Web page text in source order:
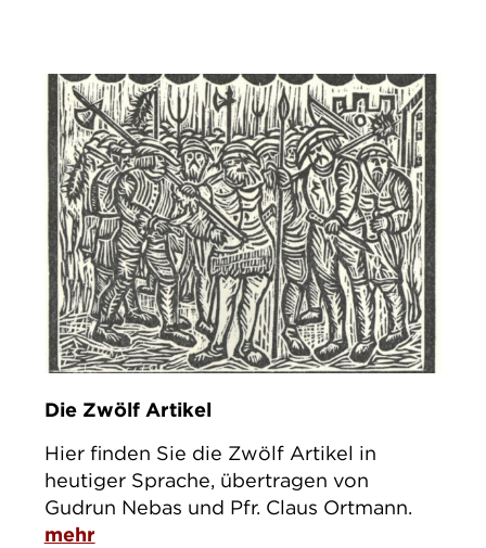
Die Zwölf Artikel
Hier finden Sie die Zwölf Artikel in
heutiger Sprache, übertragen von
Gudrun Nebas und Pfr. Claus Ortmann.
mehr